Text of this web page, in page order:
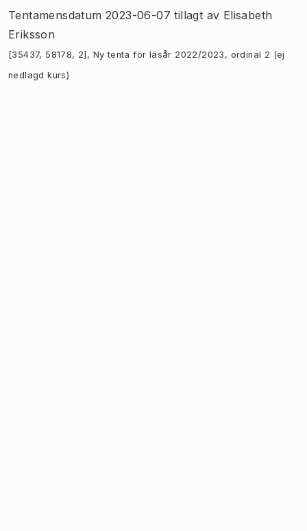
Tentamensdatum 2023-06-07 tillagt av Elisabeth
Eriksson
[35437, 58178, 2], Ny tenta för läsår 2022/2023, ordinal 2 (ej
nedlagd kurs)